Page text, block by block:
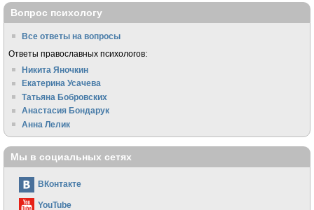
Вопрос психологу
Все ответы на вопросы
Ответы православных психологов:
Никита Яночкин
Екатерина Усачева
Татьяна Бобровских
Анастасия Бондарук
Анна Лелик
Мы в социальных сетях
ВКонтакте
YouTube